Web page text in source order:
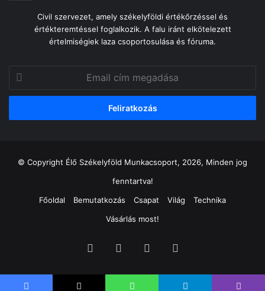
Civil szervezet, amely székelyföldi értékőrzéssel és
értékteremtéssel foglalkozik. A falu iránt elkötelezett
értelmiségiek laza csoportosulása és fóruma.
Email
cím
megadása
© Copyright Élő Székelyföld Munkacsoport, 2026, Minden jog
fenntartva!
Főoldal
Bemutatkozás Csapat Világ
Technika
Vásárlás most!
Facebook YouTube